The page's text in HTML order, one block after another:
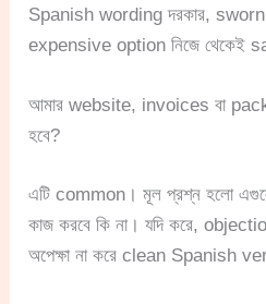
Spanish wording দরকার,
expensive option নিজে থেকেই
আমার website, invoices বা
হবে?
এটি common। মূল প্রশ্ন হলো
কাজ করবে কি না। যদি করে,
অপেক্ষা না করে clean Spanish